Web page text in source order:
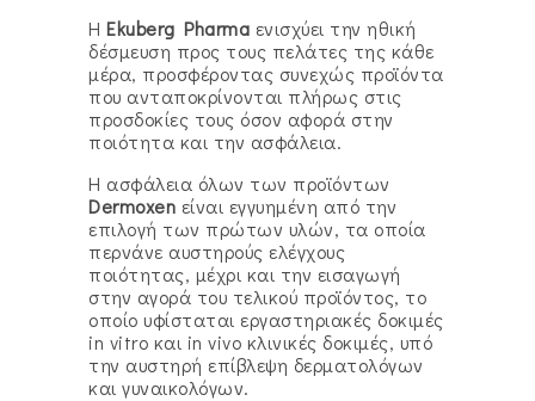
Η Ekuberg Pharma ενισχύει την ηθική
δέσμευση προς τους πελάτες της κάθε
μέρα, προσφέροντας συνεχώς προϊόντα
που ανταποκρίνονται πλήρως στις
προσδοκίες τους όσον αφορά στην
ποιότητα και την ασφάλεια.
Η ασφάλεια όλων των προϊόντων
Dermoxen είναι εγγυημένη από την
επιλογή των πρώτων υλών, τα οποία
περνάνε αυστηρούς ελέγχους
ποιότητας, μέχρι και την εισαγωγή
στην αγορά του τελικού προϊόντος, το
οποίο υφίσταται εργαστηριακές δοκιμές
in vitro και in vivo κλινικές δοκιμές, υπό
την αυστηρή επίβλεψη δερματολόγων
και γυναικολόγων.